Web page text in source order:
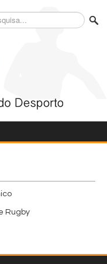
Rugby